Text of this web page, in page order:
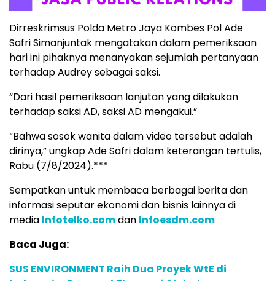
Dirreskrimsus Polda Metro Jaya Kombes Pol Ade
Safri Simanjuntak mengatakan dalam pemeriksaan
hari ini pihaknya menanyakan sejumlah pertanyaan
terhadap Audrey sebagai saksi.
“Dari hasil pemeriksaan lanjutan yang dilakukan
terhadap saksi AD, saksi AD mengakui.”
“Bahwa sosok wanita dalam video tersebut adalah
dirinya,” ungkap Ade Safri dalam keterangan tertulis,
Rabu (7/8/2024).***
Sempatkan untuk membaca berbagai berita dan
informasi seputar ekonomi dan bisnis lainnya di
media Infotelko.comdan Infoesdm.com
Baca Juga:
SUS ENVIRONMENT Raih Dua Proyek WtE di